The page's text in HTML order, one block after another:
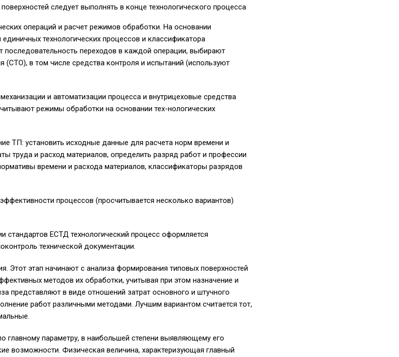
следует выполнять в конце технологического процесса
операций и расчет режимов обработки. На основании
технологических процессов и классификатора
последовательность переходов в каждой операции, выбирают
(СТО), в том числе средства контроля и испытаний (используют
и автоматизации процесса и внутрицеховые средства
режимы обработки на основании тех-нологических
ТП: установить исходные данные для расчета норм времени и
труда и расход материалов, определить разряд работ и профессии
времени и расхода материалов, классификаторы разрядов
процессов (просчитывается несколько вариантов)
стандартов ЕСТД технологический процесс оформляется
технической документации.
Этот этап начинают с анализа формирования типовых поверхностей
методов их обработки, учитывая при этом назначение и
представляют в виде отношений затрат основного и штучного
работ различными методами. Лучшим вариантом считается тот,
параметру, в наибольшей степени выявляющему его
возможности. Физическая величина, характеризующая главный